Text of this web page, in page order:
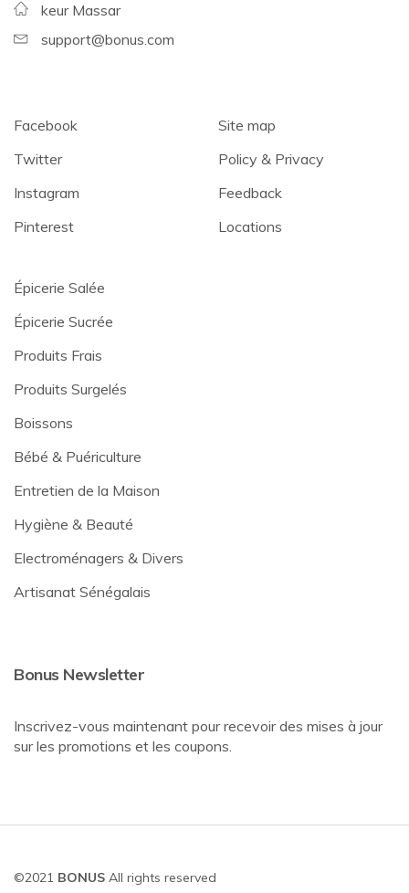
keur Massar
support@bonus.com
Facebook
Twitter
Instagram
Pinterest
Site map
Policy & Privacy
Feedback
Locations
Épicerie Salée
Épicerie Sucrée
Produits Frais
Produits Surgelés
Boissons
Bébé & Puériculture
Entretien de la Maison
Hygiène & Beauté
Electroménagers & Divers
Artisanat Sénégalais
Bonus Newsletter
Inscrivez-vous maintenant pour recevoir des mises à jour
sur les promotions et les coupons.
©2021 BONUS All rights reserved